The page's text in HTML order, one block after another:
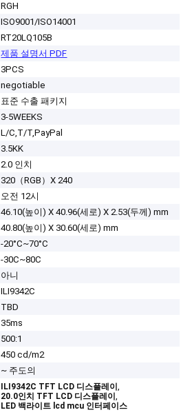
RGH
ISO9001/ISO14001
RT20LQ105B
제품 설명서 PDF
3PCS
negotiable
표준 수출 패키지
3-5WEEKS
L/C,T/T,PayPal
3.5KK
2.0 인치
320（RGB）X 240
오전 12시
46.10(높이) X 40.96(세로) X 2.53(두께) mm
40.80(높이) X 30.60(세로) mm
-20°C~70°C
-30C~80C
아니
ILI9342C
TBD
35ms
500:1
450 cd/m2
~ 주도의
ILI9342C TFT LCD 디스플레이,
20.0인치 TFT LCD 디스플레이,
LED 백라이트 lcd mcu 인터페이스